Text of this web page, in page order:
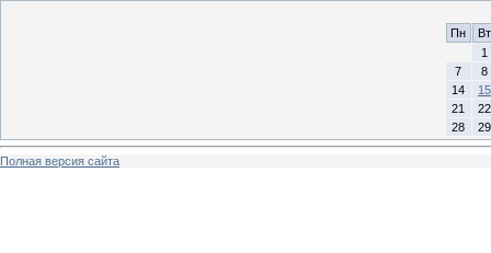
Пн
Вт
1
7
8
14
15
21
22
28
29
Полная версия сайта